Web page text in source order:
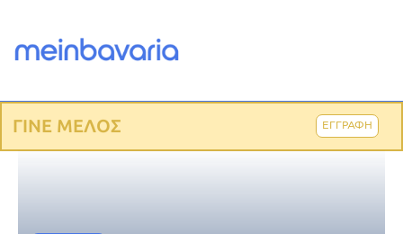
ΓΙΝΕ ΜΕΛΟΣ ΕΓΓΡΑΦΗ